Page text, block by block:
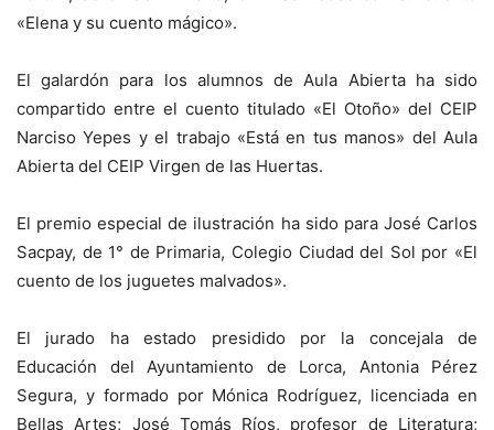
«Elena y su cuento mágico».
El galardón para los alumnos de Aula Abierta ha sido
compartido entre el cuento titulado «El Otoño» del CEIP
Narciso Yepes y el trabajo «Está en tus manos» del Aula
Abierta del CEIP Virgen de las Huertas.
El premio especial de ilustración ha sido para José Carlos
Sacpay, de 1° de Primaria, Colegio Ciudad del Sol por «El
cuento de los juguetes malvados».
El jurado ha estado presidido por la concejala de
Educación del Ayuntamiento de Lorca, Antonia Pérez
Segura, y formado por Mónica Rodríguez, licenciada en
Bellas Artes; José Tomás Ríos, profesor de Literatura;